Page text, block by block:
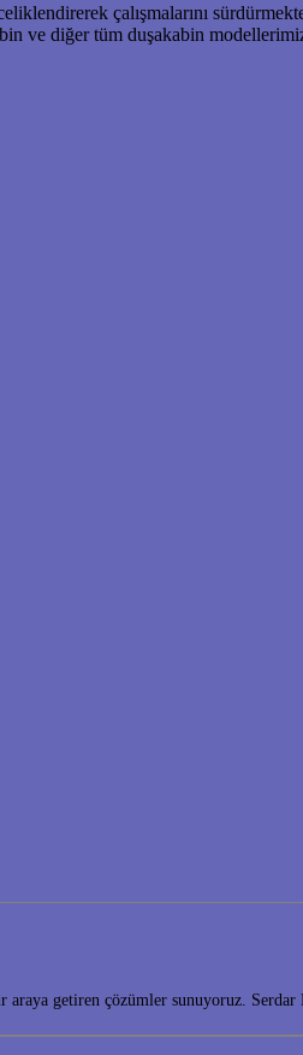
çalışmalarını
ve diğer tüm duşakabin
getiren çözümler sunuyoruz. Serdar